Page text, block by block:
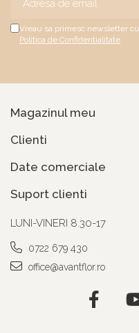
Vreau sa primesc newsletter
Politica de Confidentialitate
Magazinul meu
Clienti
Date comerciale
Suport clienti
LUNI-VINERI 8.30-17
0722 679 430
office@avantflor.ro